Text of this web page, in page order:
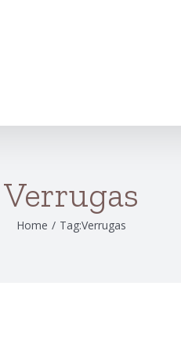
Verrugas
Home / Tag:Verrugas